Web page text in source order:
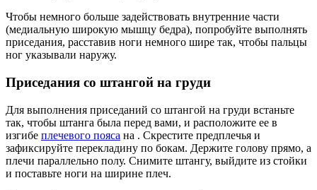
Чтобы немного больше задействовать внутренние части
(медиальную широкую мышцу бедра), попробуйте выполнять
приседания, расставив ноги немного шире так, чтобы пальцы
ног указывали наружу.
Приседания со штангой на груди
Для выполнения приседаний со штангой на груди встаньте
так, чтобы штанга была перед вами, и расположите ее в
изгибе плечевого пояса на . Скрестите предплечья и
зафиксируйте перекладину по бокам. Держите голову прямо, а
плечи параллельно полу. Снимите штангу, выйдите из стойки
и поставьте ноги на ширине плеч.